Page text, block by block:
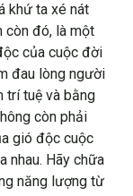
khứ ta xé nát
còn đó, là một
của cuộc đời
đau lòng người
trí tuệ và bằng
còn phải
gió độc cuộc
nhau. Hãy chữa
năng lượng từ